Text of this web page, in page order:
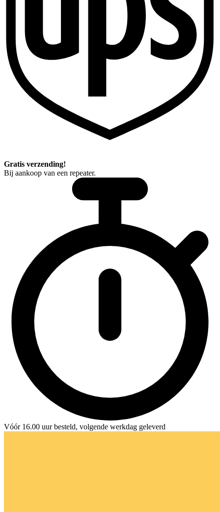
Gratis verzending!
Bij aankoop van een repeater.
Vóór 16.00 uur besteld, volgende werkdag geleverd